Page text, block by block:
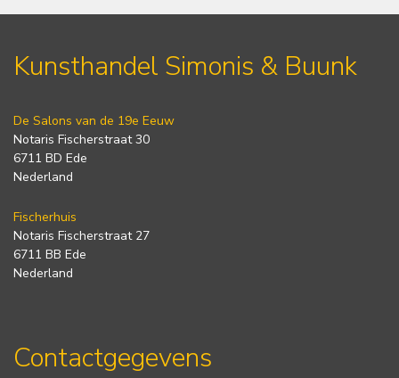
Kunsthandel Simonis & Buunk
De Salons van de 19e Eeuw
Notaris Fischerstraat 30
6711 BD Ede
Nederland
Fischerhuis
Notaris Fischerstraat 27
6711 BB Ede
Nederland
Contactgegevens